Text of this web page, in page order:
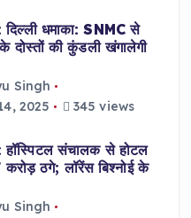
धमाका: SNMC से
दोस्तों की कुंडली खंगालेगी
Singh
2025
345 views
संचालक से होटल
ठगे; लॉरेंस बिश्नोई के
Singh